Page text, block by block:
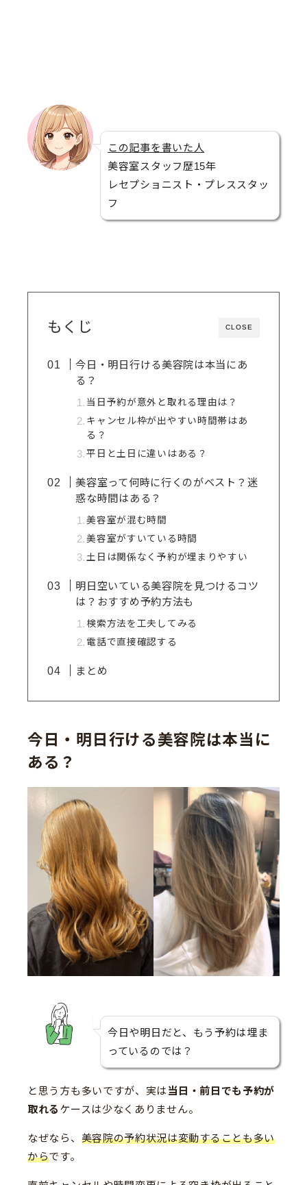
この記事を書いた人
美容室スタッフ歴15年
レセプショニスト・プレススタッ
フ
CLOSE
もくじ
今日・明日行ける美容院は本当にあ
る？
当日予約が意外と取れる理由は？
キャンセル枠が出やすい時間帯はあ
る？
平日と土日に違いはある？
美容室って何時に行くのがベスト？迷
惑な時間はある？
美容室が混む時間
美容室がすいている時間
土日は関係なく予約が埋まりやすい
明日空いている美容院を見つけるコツ
は？おすすめ予約方法も
検索方法を工夫してみる
電話で直接確認する
まとめ
今日・明日行ける美容院は本当に
ある？
今日や明日だと、もう予約は埋ま
っているのでは？
と思う方も多いですが、実は 当日・前日でも予約が
取れる ケースは少なくありません。
なぜなら、 美容院の予約状況は変動することも多い
からです。